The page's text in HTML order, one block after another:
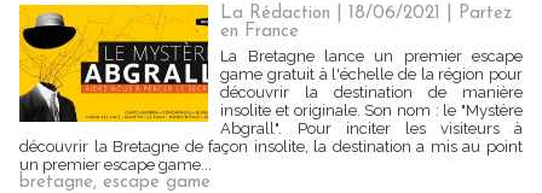
La Rédaction | 18/06/2021
Partez
en France
La Bretagne lance un premier escape
game gratuit à l'échelle de la région pour
découvrir la destination de manière
insolite et originale. Son nom : le "Mystère
Abgrall". Pour inciter les visiteurs à
découvrir la Bretagne de façon insolite, la destination a mis au point
un premier escape game...
bretagne, escape game